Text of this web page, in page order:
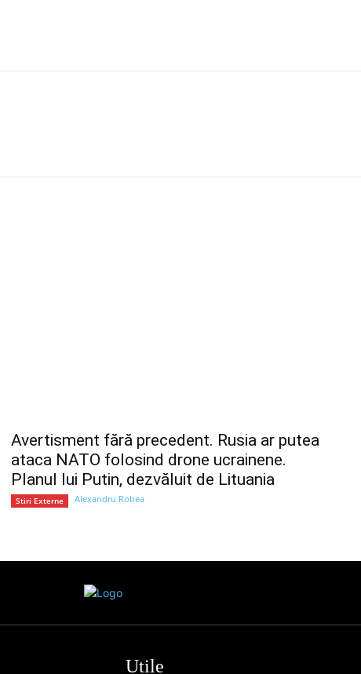
Avertisment fără precedent. Rusia ar putea
ataca NATO folosind drone ucrainene.
Planul lui Putin, dezvăluit de Lituania
Stiri Externe Alexandru Robea
Utile